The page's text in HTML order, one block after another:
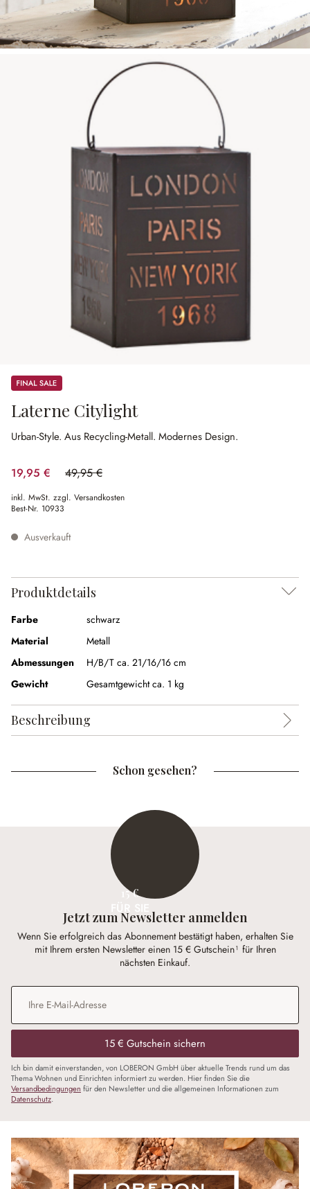
Sale
Laterne Citylight
Urban-Style. Aus Recycling-Metall. Modernes Design.
19,95 € 49,95 €
(60.06% gespart)
inkl. MwSt. zzgl. Versandkosten
Best-Nr. 10933
Ausverkauft
Produktdetails
Farbe
schwarz
Material
Metall
Abmessungen
H/B/T ca. 21/16/16 cm
Gewicht
Gesamtgewicht ca. 1 kg
Beschreibung
Schon gesehen?
15 €
Jetzt zum Newsletter anmelden
Wenn Sie erfolgreich das Abonnement bestätigt haben, erhalten Sie
mit Ihrem ersten Newsletter einen 15 € Gutschein¹ für Ihren
nächsten Einkauf.
E-Mail-Adresse
15 € Gutschein sichern
Ich bin damit einverstanden, von LOBERON GmbH über aktuelle Trends rund um das
Thema Wohnen und Einrichten informiert zu werden. Hier finden Sie die
Versandbedingungen für den Newsletter und die allgemeinen Informationen zum
Datenschutz.